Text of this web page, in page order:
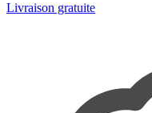
Livraison gratuite